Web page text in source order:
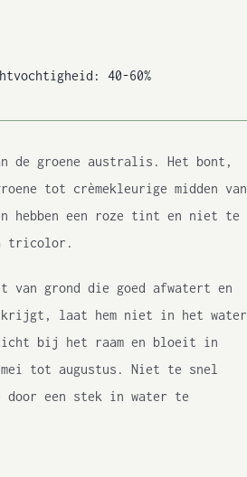
40-60%
de groene australis. Het bont,
tot crèmekleurige midden van
hebben een roze tint en niet te
tricolor.
grond die goed afwatert en
krijgt, laat hem niet in het water
bij het raam en bloeit in
tot augustus. Niet te snel
door een stek in water te